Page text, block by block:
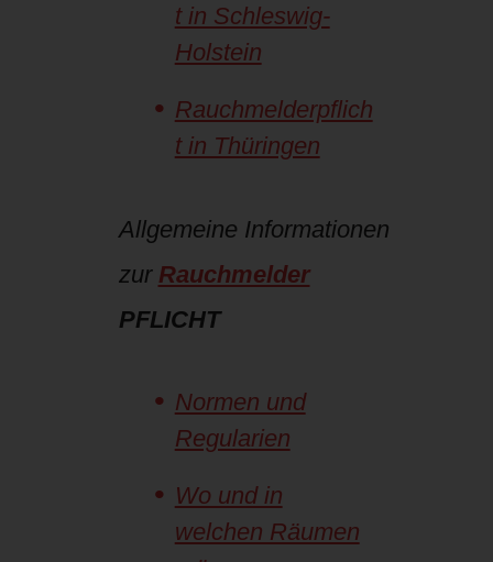
t in Schleswig-
Holstein
Rauchmelderpflich
t in Thüringen
Allgemeine Informationen
zur Rauchmelder
PFLICHT
Normen und
Regularien
Wo und in
welchen Räumen